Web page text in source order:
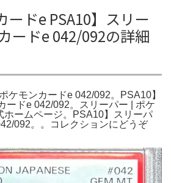
ドe PSA10】スリー
ードe 042/092の詳細
ケモンカードe 042/092。PSA10】
ードe 042/092。スリーパー | ポケ
ホームページ。PSA10】スリーパ
092。。コレクションにどうぞ